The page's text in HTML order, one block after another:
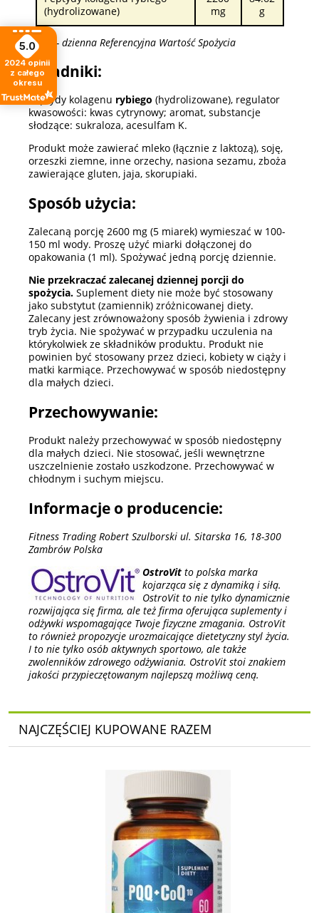
(hydrolizowane)
mg
g
*RWS - dzienna Referencyjna Wartość Spożycia
Składniki:
Peptydy kolagenu rybiego (hydrolizowane), regulator
kwasowości: kwas cytrynowy; aromat, substancje
słodzące: sukraloza, acesulfam K.
Produkt może zawierać mleko (łącznie z laktozą), soję,
orzeszki ziemne, inne orzechy, nasiona sezamu, zboża
zawierające gluten, jaja, skorupiaki.
Sposób użycia:
Zalecaną porcję 2600 mg (5 miarek) wymieszać w 100-
150 ml wody. Proszę użyć miarki dołączonej do
opakowania (1 ml). Spożywać jedną porcję dziennie.
Nie przekraczać zalecanej dziennej porcji do
spożycia. Suplement diety nie może być stosowany
jako substytut (zamiennik) zróżnicowanej diety.
Zalecany jest zrównoważony sposób żywienia i zdrowy
tryb życia. Nie spożywać w przypadku uczulenia na
którykolwiek ze składników produktu. Produkt nie
powinien być stosowany przez dzieci, kobiety w ciąży i
matki karmiące. Przechowywać w sposób niedostępny
dla małych dzieci.
Przechowywanie:
Produkt należy przechowywać w sposób niedostępny
dla małych dzieci. Nie stosować, jeśli wewnętrzne
uszczelnienie zostało uszkodzone. Przechowywać w
chłodnym i suchym miejscu.
Informacje o producencie:
Fitness Trading Robert Szulborski ul. Sitarska 16, 18-300
Zambrów Polska
OstroVit to polska marka
kojarząca się z dynamiką i siłą.
OstroVit to nie tylko dynamicznie
rozwijająca się firma, ale też firma oferująca suplementy i
odżywki wspomagające Twoje fizyczne zmagania. OstroVit
to również propozycje urozmaicające dietetyczny styl życia.
I to nie tylko osób aktywnych sportowo, ale także
zwolenników zdrowego odżywiania. OstroVit stoi znakiem
jakości przypieczętowanym najlepszą możliwą ceną.
NAJCZĘŚCIEJ KUPOWANE RAZEM
5.0
2024 opinii
z całego
okresu